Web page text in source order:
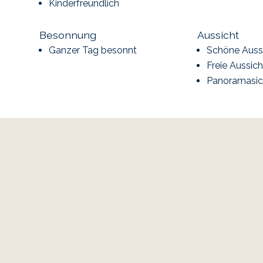
Kinderfreundlich
Besonnung
Ganzer Tag besonnt
Aussicht
Schöne
Freie